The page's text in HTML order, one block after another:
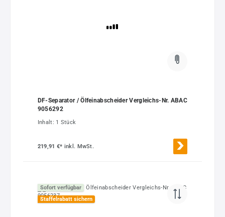
DF-Separator / Ölfeinabscheider Vergleichs-Nr. ABAC
9056292
Inhalt: 1 Stück
219,91 €* inkl. MwSt.
Sofort verfügbar
Staffelrabatt sichern